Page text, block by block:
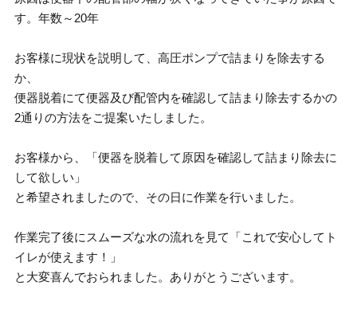
す。年数～20年
お客様に現状を説明して、高圧ポンプで詰まりを除去する
か、
便器脱着にて便器及び配管内を確認して詰まり除去するかの
2通りの方法をご提案いたしました。
お客様から、「便器を脱着して原因を確認して詰まり除去に
して欲しい」
と希望されましたので、その日に作業を行いました。
作業完了後にスムーズな水の流れを見て「これで安心してト
イレが使えます！」
と大変喜んでおられました。ありがとうございます。